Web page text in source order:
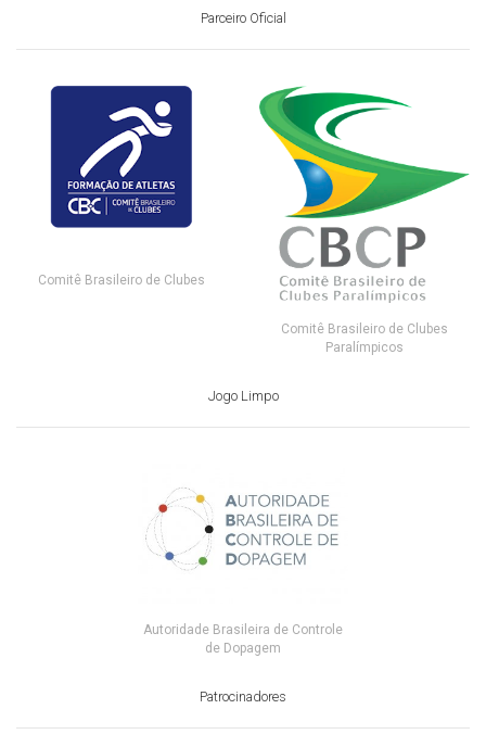
Parceiro Oficial
Comitê Brasileiro de Clubes
Comitê Brasileiro de Clubes
Paralímpicos
Jogo Limpo
Autoridade Brasileira de Controle
de Dopagem
Patrocinadores